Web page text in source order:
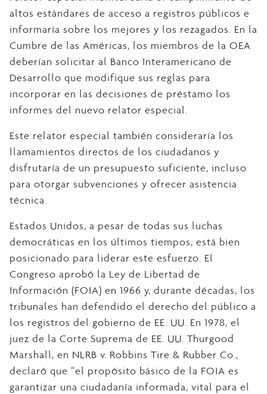
altos estándares de acceso a registros públicos e
informaría sobre los mejores y los rezagados. En la
Cumbre de las Américas, los miembros de la OEA
deberían solicitar al Banco Interamericano de
Desarrollo que modifique sus reglas para
incorporar en las decisiones de préstamo los
informes del nuevo relator especial.
Este relator especial también consideraría los
llamamientos directos de los ciudadanos y
disfrutaría de un presupuesto suficiente, incluso
para otorgar subvenciones y ofrecer asistencia
técnica.
Estados Unidos, a pesar de todas sus luchas
democráticas en los últimos tiempos, está bien
posicionado para liderar este esfuerzo. El
Congreso aprobó la Ley de Libertad de
Información (FOIA) en 1966 y, durante décadas, los
tribunales han defendido el derecho del público a
los registros del gobierno de EE. UU. En 1978, el
juez de la Corte Suprema de EE. UU. Thurgood
Marshall, en NLRB v. Robbins Tire & Rubber Co.,
declaró que “el propósito básico de la FOIA es
garantizar una ciudadanía informada, vital para el